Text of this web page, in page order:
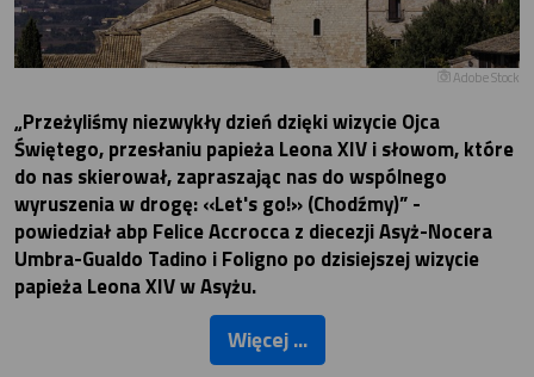
Adobe Stock
„Przeżyliśmy niezwykły dzień dzięki wizycie Ojca
Świętego, przesłaniu papieża Leona XIV i słowom, które
do nas skierował, zapraszając nas do wspólnego
wyruszenia w drogę: «Let's go!» (Chodźmy)” -
powiedział abp Felice Accrocca z diecezji Asyż-Nocera
Umbra-Gualdo Tadino i Foligno po dzisiejszej wizycie
papieża Leona XIV w Asyżu.
Więcej ...